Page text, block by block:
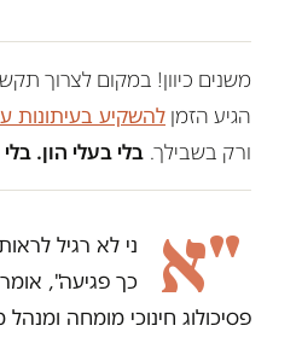
משנים כיוון! במקום לצרוך
הגיע הזמן להשקיע בעיתונות
ורק בשבילך. בלי בעלי הון.
"א
ני לא רגיל
כך פגיעה",
פסיכולוג חינוכי מומחה